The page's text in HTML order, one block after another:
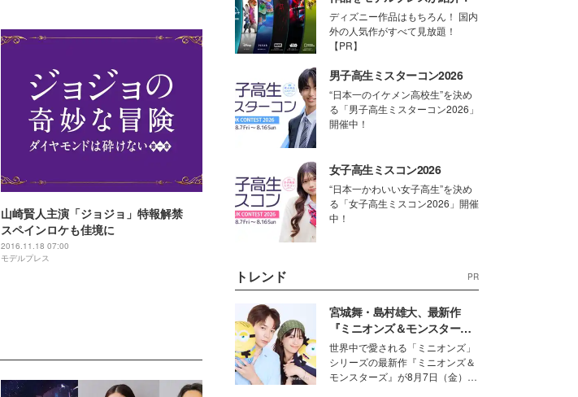
山崎賢人主演「ジョジョ」特報解禁
スペインロケも佳境に
2016.11.18 07:00
モデルプレス
ディズニー作品はもちろん！ 国内
外の人気作がすべて見放題！
【PR】
男子高生ミスターコン2026
“日本一のイケメン高校生”を決め
る「男子高生ミスターコン2026」
開催中！
女子高生ミスコン2026
“日本一かわいい女子高生”を決め
る「女子高生ミスコン2026」開催
中！
トレンド PR
宮城舞・島村雄大、最新作
『ミニオンズ＆モンスター
ズ』の魅力熱弁 ハチャメチャ
だけじゃない“友情と絆”に感
動
世界中で愛される「ミニオンズ」
シリーズの最新作『ミニオンズ＆
モンスターズ』が8月7日（金）に